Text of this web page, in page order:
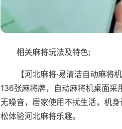
相关麻将玩法及特色;
【河北麻将·易清洁自动麻
136张麻将牌，自动麻将机桌面
无噪音，居家使用不扰生活，机
松体验河北麻将乐趣。